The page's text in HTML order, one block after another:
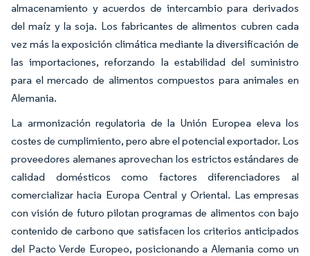
almacenamiento y acuerdos de intercambio para derivados
del maíz y la soja. Los fabricantes de alimentos cubren cada
vez más la exposición climática mediante la diversificación de
las importaciones, reforzando la estabilidad del suministro
para el mercado de alimentos compuestos para animales en
Alemania.
La armonización regulatoria de la Unión Europea eleva los
costes de cumplimiento, pero abre el potencial exportador. Los
proveedores alemanes aprovechan los estrictos estándares de
calidad domésticos como factores diferenciadores al
comercializar hacia Europa Central y Oriental. Las empresas
con visión de futuro pilotan programas de alimentos con bajo
contenido de carbono que satisfacen los criterios anticipados
del Pacto Verde Europeo, posicionando a Alemania como un